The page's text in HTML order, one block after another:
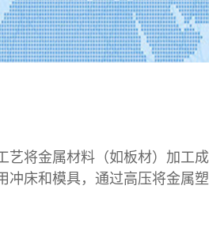
艺将金属材料（如板材）加工成
冲床和模具，通过高压将金属塑